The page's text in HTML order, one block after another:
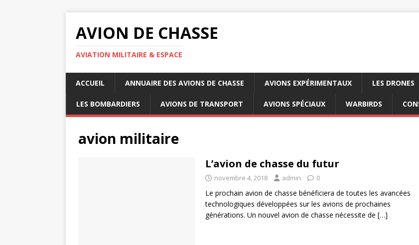
AVION DE CHASSE
AVIATION MILITAIRE & ESPACE
ACCUEIL ANNUAIRE DES AVIONS DE CHASSE AVIONS EXPÉRIMENTAUX LES DRONES
LES BOMBARDIERS AVIONS DE TRANSPORT AVIONS SPÉCIAUX WARBIRDS
avion militaire
L’avion de chasse du futur
novembre 4, 2018 admin 0
Le prochain avion de chasse bénéficiera de toutes les avancées
technologiques développées sur les avions de prochaines
générations. Un nouvel avion de chasse nécessite de […]